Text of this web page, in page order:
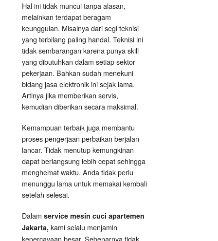
Hal ini tidak muncul tanpa alasan,
melainkan terdapat beragam
keunggulan. Misalnya dari segi teknisi
yang terbilang paling handal. Teknisi ini
tidak sembarangan karena punya skill
yang dibutuhkan dalam setiap sektor
pekerjaan. Bahkan sudah menekuni
bidang jasa elektronik ini sejak lama.
Artinya jika memberikan servis,
kemudian diberikan secara maksimal.
Kemampuan terbaik juga membantu
proses pengerjaan perbaikan berjalan
lancar. Tidak menutup kemungkinan
dapat berlangsung lebih cepat sehingga
menghemat waktu. Anda tidak perlu
menunggu lama untuk memakai kembali
setelah selesai.
Dalam service mesin cuci apartemen
Jakarta, kami selalu menjamin
kepercayaan besar. Sebenarnya tidak